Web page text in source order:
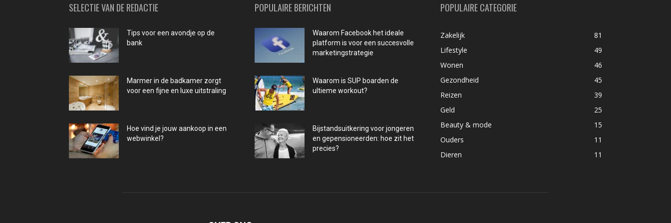
SELECTIE VAN DE REDACTIE
Tips voor een avondje op de
bank
Marmer in de badkamer zorgt
voor een fijne en luxe uitstraling
Hoe vind je jouw aankoop in een
webwinkel?
POPULAIRE BERICHTEN
Waarom Facebook het ideale
platform is voor een succesvolle
marketingstrategie
Waarom is SUP boarden de
ultieme workout?
Bijstandsuitkering voor jongeren
en gepensioneerden: hoe zit het
precies?
POPULAIRE CATEGORIE
Zakelijk
81
Lifestyle
49
Wonen
46
Gezondheid
45
Reizen
39
Geld
25
Beauty & mode
15
Ouders
11
Dieren
11